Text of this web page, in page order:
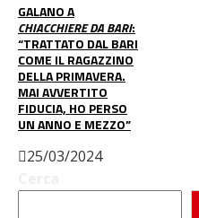
GALANO A
CHIACCHIERE DA BARI:
“TRATTATO DAL BARI
COME IL RAGAZZINO
DELLA PRIMAVERA.
MAI AVVERTITO
FIDUCIA, HO PERSO
UN ANNO E MEZZO”
25/03/2024